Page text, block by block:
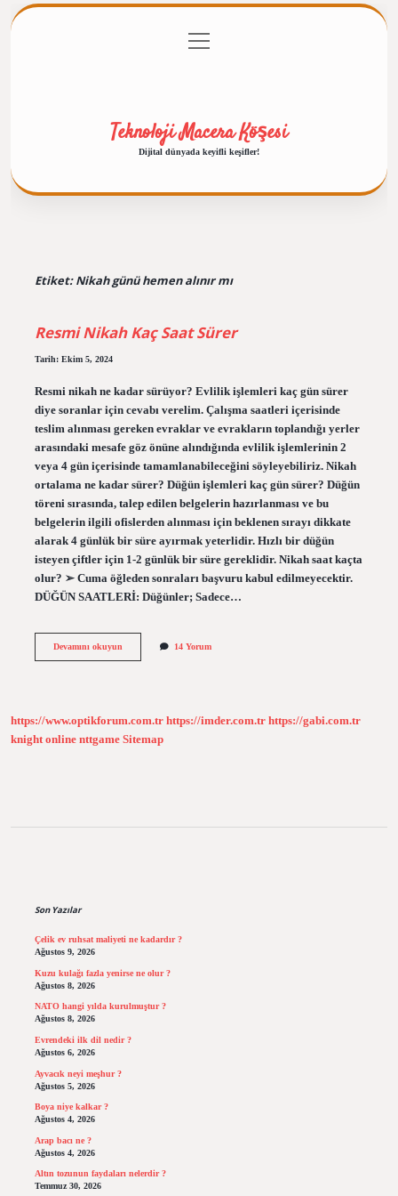
Gizlilik Politikası
menüyü
aç
Teknoloji Macera Köşesi
Dijital dünyada keyifli keşifler!
Etiket:Nikah günü hemen alınır mı
Resmi Nikah Kaç Saat Sürer
Tarih: Ekim 5, 2024
Resmi nikah ne kadar sürüyor? Evlilik işlemleri kaç gün sürer
diye soranlar için cevabı verelim. Çalışma saatleri içerisinde
teslim alınması gereken evraklar ve evrakların toplandığı yerler
arasındaki mesafe göz önüne alındığında evlilik işlemlerinin 2
veya 4 gün içerisinde tamamlanabileceğini söyleyebiliriz. Nikah
ortalama ne kadar sürer? Düğün işlemleri kaç gün sürer? Düğün
töreni sırasında, talep edilen belgelerin hazırlanması ve bu
belgelerin ilgili ofislerden alınması için beklenen sırayı dikkate
alarak 4 günlük bir süre ayırmak yeterlidir. Hızlı bir düğün
isteyen çiftler için 1-2 günlük bir süre gereklidir. Nikah saat kaçta
olur? ➢ Cuma öğleden sonraları başvuru kabul edilmeyecektir.
DÜĞÜN SAATLERİ: Düğünler; Sadece…
Devamını okuyunResmi
14 Yorum
https://www.optikforum.com.tr https://imder.com.tr https://gabi.com.tr
knight online nttgame Sitemap
Son Yazılar
Çelik ev ruhsat maliyeti ne kadardır ?
Ağustos 9, 2026
Kuzu kulağı fazla yenirse ne olur ?
Ağustos 8, 2026
NATO hangi yılda kurulmuştur ?
Ağustos 8, 2026
Evrendeki ilk dil nedir ?
Ağustos 6, 2026
Ayvacık neyi meşhur ?
Ağustos 5, 2026
Boya niye kalkar ?
Ağustos 4, 2026
Arap bacı ne ?
Ağustos 4, 2026
Altın tozunun faydaları nelerdir ?
Temmuz 30, 2026